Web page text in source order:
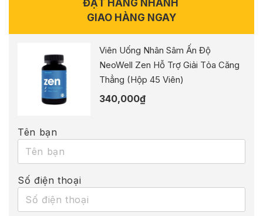
ĐẶT HÀNG NHANH
GIAO HÀNG NGAY
Viên Uống Nhân Sâm Ấn Độ
NeoWell Zen Hỗ Trợ Giải Tỏa Căng
Thẳng (Hộp 45 Viên)
340,000₫
Tên bạn
Số điện thoại